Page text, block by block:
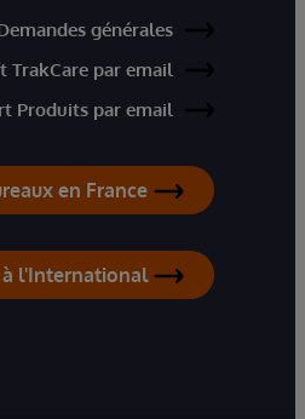
générales
TrakCare par email
Produits par email
en France
à l'International